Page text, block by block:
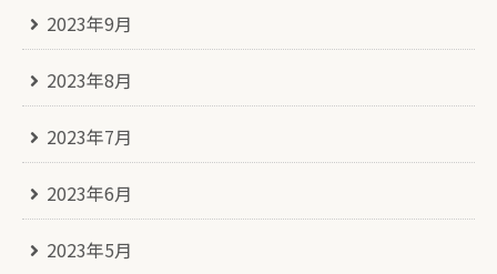
2023年9月
2023年8月
2023年7月
2023年6月
2023年5月